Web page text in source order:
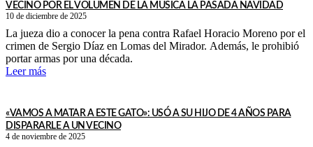
VECINO POR EL VOLUMEN DE LA MÚSICA LA PASADA NAVIDAD
10 de diciembre de 2025
La jueza dio a conocer la pena contra Rafael Horacio Moreno por el
crimen de Sergio Díaz en Lomas del Mirador. Además, le prohibió
portar armas por una década.
Leer más
«VAMOS A MATAR A ESTE GATO»: USÓ A SU HIJO DE 4 AÑOS PARA
DISPARARLE A UN VECINO
4 de noviembre de 2025